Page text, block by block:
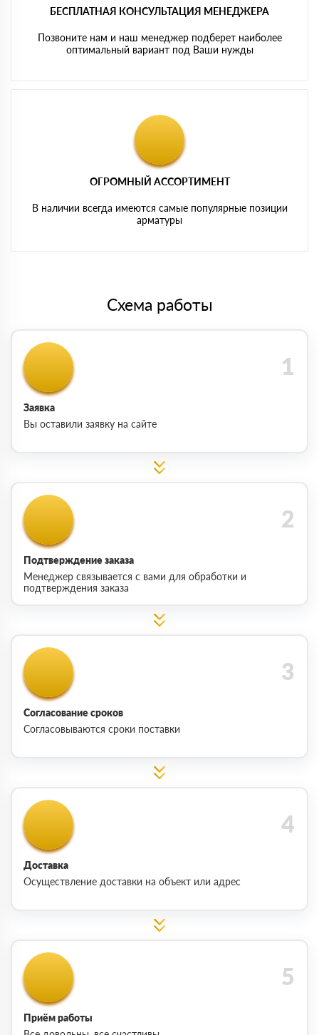
БЕСПЛАТНАЯ КОНСУЛЬТАЦИЯ МЕНЕДЖЕРА
Позвоните нам и наш менеджер подберет наиболее
оптимальный вариант под Ваши нужды
ОГРОМНЫЙ АССОРТИМЕНТ
В наличии всегда имеются самые популярные позиции
арматуры
Схема работы
Заявка
Вы оставили заявку на сайте
Подтверждение заказа
Менеджер связывается с вами для обработки и
подтверждения заказа
Согласование сроков
Согласовываются сроки поставки
Доставка
Осуществление доставки на объект или адрес
Приём работы